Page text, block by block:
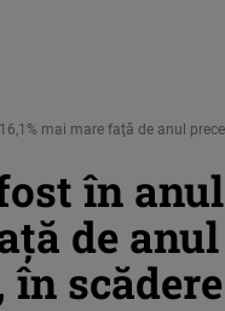
mai mare faţă de anul
în anul
de
scădere